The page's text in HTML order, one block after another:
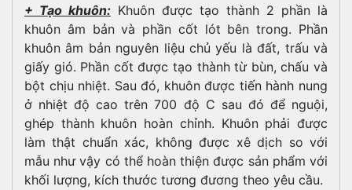
+ Tạo khuôn: Khuôn được tạo thành 2 phần là
khuôn âm bản và phần cốt lót bên trong. Phần
khuôn âm bản nguyên liệu chủ yếu là đất, trấu và
giấy gió. Phần cốt được tạo thành từ bùn, chấu và
bột chịu nhiệt. Sau đó, khuôn được tiến hành nung
ở nhiệt độ cao trên 700 độ C sau đó để nguội,
ghép thành khuôn hoàn chỉnh. Khuôn phải được
làm thật chuẩn xác, không được xê dịch so với
mẫu như vậy có thể hoàn thiện được sản phẩm với
khối lượng, kích thước tương đương theo yêu cầu.